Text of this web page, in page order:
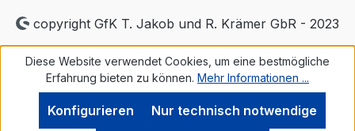
copyright GfK T. Jakob und R. Krämer GbR - 2023
Diese Website verwendet Cookies, um eine bestmögliche
Erfahrung bieten zu können. Mehr Informationen ...
Nur technisch notwendige
Konfigurieren